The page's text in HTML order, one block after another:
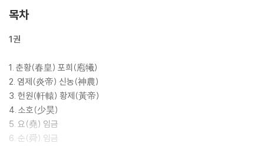
목차
1권
1. 춘황(春皇) 포희(庖犧)
2. 염제(炎帝) 신농(神農)
3. 헌원(軒轅) 황제(黃帝)
4. 소호(少昊)
5. 요(堯) 임금
6. 순(舜) 임금